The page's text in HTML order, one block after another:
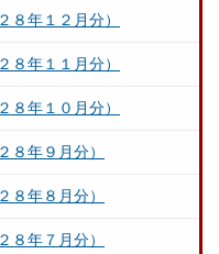
８年１２月分）
８年１１月分）
８年１０月分）
８年９月分）
８年８月分）
８年７月分）